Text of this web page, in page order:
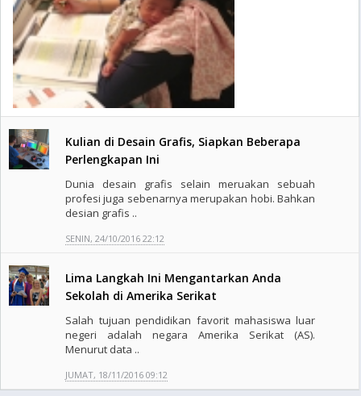
Kulian di Desain Grafis, Siapkan Beberapa
Perlengkapan Ini
Dunia desain grafis selain meruakan sebuah
profesi juga sebenarnya merupakan hobi. Bahkan
desian grafis ..
SENIN, 24/10/2016 22:12
Lima Langkah Ini Mengantarkan Anda
Sekolah di Amerika Serikat
Salah tujuan pendidikan favorit mahasiswa luar
negeri adalah negara Amerika Serikat (AS).
Menurut data ..
JUMAT, 18/11/2016 09:12